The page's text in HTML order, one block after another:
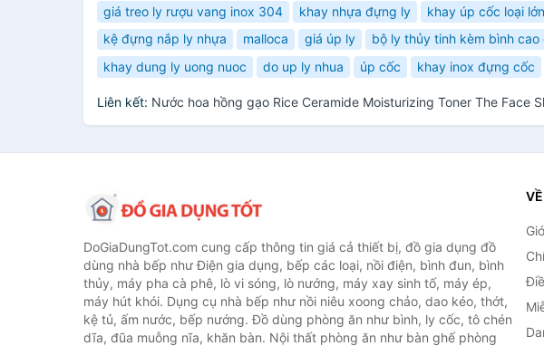
giá treo ly rượu vang inox 304
khay nhựa đựng ly khay úp cốc loại lớn
kệ đựng nắp ly nhựa
malloca giá úp ly bộ ly thủy tinh kèm bình cao
khay dung ly uong nuoc
do up ly nhua úp cốc khay inox đựng cốc
Liên kết: Nước hoa hồng gạo Rice Ceramide Moisturizing Toner The Face
DoGiaDungTot.com cung cấp thông tin giá cả thiết bị, đồ gia dụng đồ
dùng nhà bếp như Điện gia dụng, bếp các loại, nồi điện, bình đun, bình
thủy, máy pha cà phê, lò vi sóng, lò nướng, máy xay sinh tố, máy ép,
máy hút khói. Dụng cụ nhà bếp như nồi niêu xoong chảo, dao kéo, thớt,
kệ tủ, ấm nước, bếp nướng. Đồ dùng phòng ăn như bình, ly cốc, tô chén
dĩa, đũa muỗng nĩa, khăn bàn. Nội thất phòng ăn như bàn ghế phòng